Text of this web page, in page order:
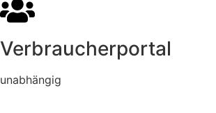
Verbraucherportal
unabhängig